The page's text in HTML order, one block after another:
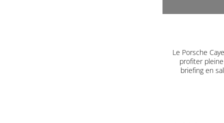
Le Porsche
profiter
briefing en